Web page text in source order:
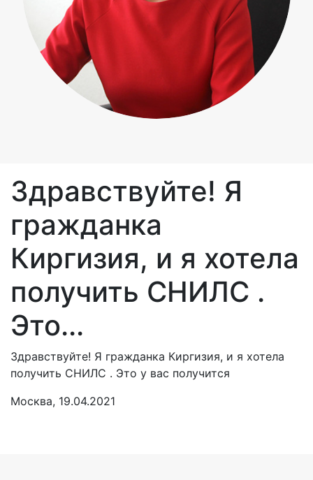
Здравствуйте! Я
гражданка
Киргизия, и я хотела
получить СНИЛС .
Это...
Здравствуйте! Я гражданка Киргизия, и я хотела
получить СНИЛС . Это у вас получится
Москва, 19.04.2021